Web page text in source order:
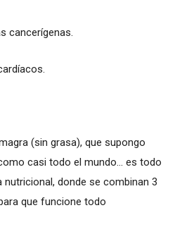
cancerígenas.
(sin grasa), que supongo
casi todo el mundo… es todo
donde se combinan 3
que funcione todo